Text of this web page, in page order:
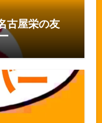
古屋栄の友